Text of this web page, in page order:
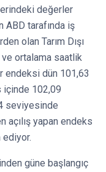
değerler
tarafında iş
olan Tarım Dışı
ortalama saatlik
endeksi dün 101,63
içinde 102,09
seviyesinde
açılış yapan endeks
güne başlangıç